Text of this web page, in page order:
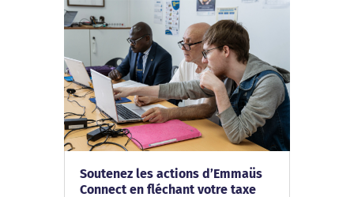
Soutenez les actions d’Emmaüs
Connect en fléchant votre taxe